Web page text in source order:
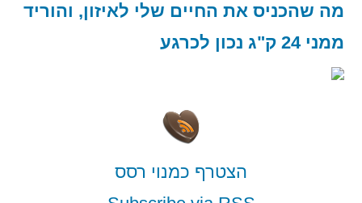
מה שהכניס את החיים שלי לאיזון, והוריד
ממני 24 ק"ג נכון לכרגע
הצטרף כמנוי רסס